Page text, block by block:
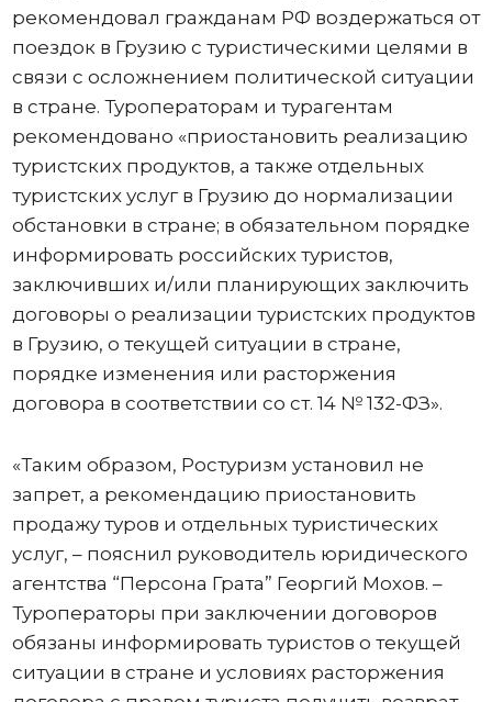
рекомендовал гражданам РФ воздержаться от
поездок в Грузию с туристическими целями в
связи с осложнением политической ситуации
в стране. Туроператорам и турагентам
рекомендовано «приостановить реализацию
туристских продуктов, а также отдельных
туристских услуг в Грузию до нормализации
обстановки в стране; в обязательном порядке
информировать российских туристов,
заключивших и/или планирующих заключить
договоры о реализации туристских продуктов
в Грузию, о текущей ситуации в стране,
порядке изменения или расторжения
договора в соответствии со ст. 14 № 132-ФЗ».
«Таким образом, Ростуризм установил не
запрет, а рекомендацию приостановить
продажу туров и отдельных туристических
услуг, – пояснил руководитель юридического
агентства “Персона Грата” Георгий Мохов. –
Туроператоры при заключении договоров
обязаны информировать туристов о текущей
ситуации в стране и условиях расторжения